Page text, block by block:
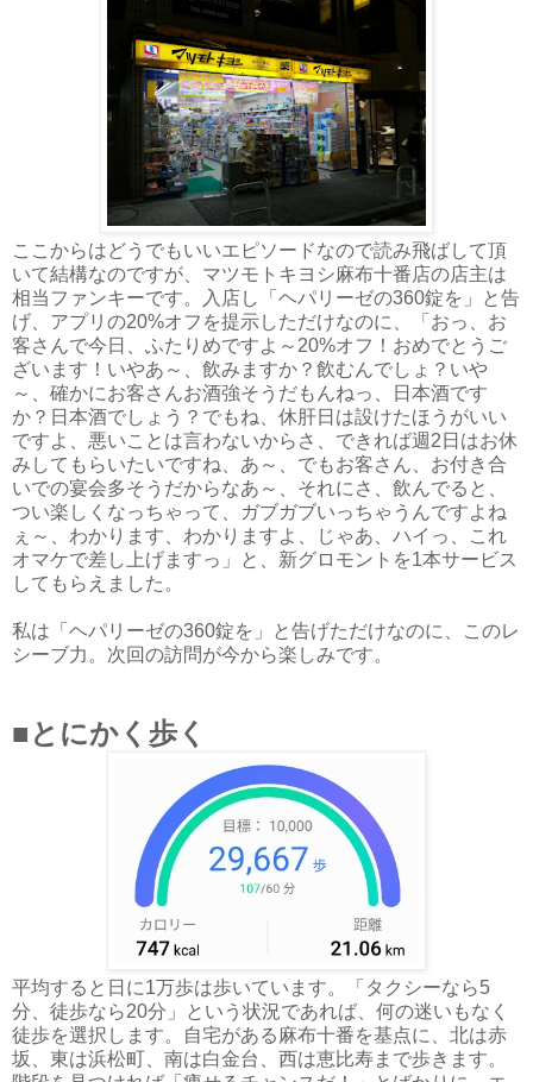
ここからはどうでもいいエピソードなので読み飛ばして頂
いて結構なのですが、マツモトキヨシ麻布十番店の店主は
相当ファンキーです。入店し「ヘパリーゼの360錠を」と告
げ、アプリの20%オフを提示しただけなのに、「おっ、お
客さんで今日、ふたりめですよ～20%オフ！おめでとうご
ざいます！いやあ～、飲みますか？飲むんでしょ？いや
～、確かにお客さんお酒強そうだもんねっ、日本酒です
か？日本酒でしょう？でもね、休肝日は設けたほうがいい
ですよ、悪いことは言わないからさ、できれば週2日はお休
みしてもらいたいですね、あ～、でもお客さん、お付き合
いでの宴会多そうだからなあ～、それにさ、飲んでると、
つい楽しくなっちゃって、ガブガブいっちゃうんですよね
ぇ～、わかります、わかりますよ、じゃあ、ハイっ、これ
オマケで差し上げますっ」と、新グロモントを1本サービス
してもらえました。
私は「ヘパリーゼの360錠を」と告げただけなのに、このレ
シーブ力。次回の訪問が今から楽しみです。
■とにかく歩く
平均すると日に1万歩は歩いています。「タクシーなら5
分、徒歩なら20分」という状況であれば、何の迷いもなく
徒歩を選択します。自宅がある麻布十番を基点に、北は赤
坂、東は浜松町、南は白金台、西は恵比寿まで歩きます。